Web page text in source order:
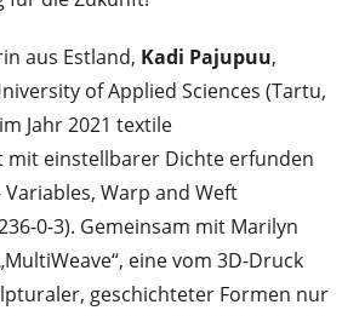
aus Estland, Kadi Pajupuu,
of Applied Sciences (Tartu,
Jahr 2021 textile
mit einstellbarer Dichte erfunden
Warp and Weft
0-3). Gemeinsam mit Marilyn
eine vom 3D-Druck
geschichteter Formen nur